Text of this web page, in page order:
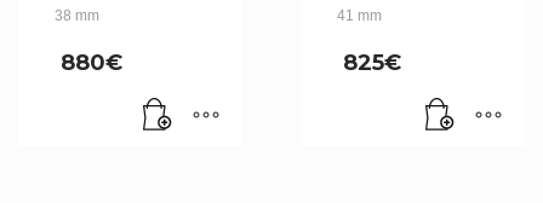
38 mm
880€
41 mm
825€